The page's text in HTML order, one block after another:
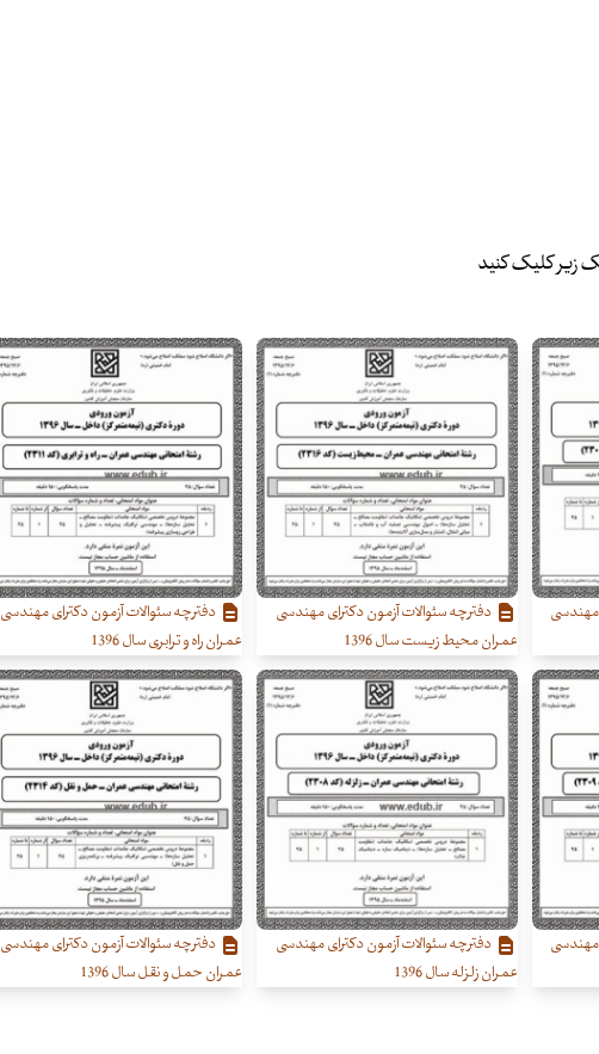
زیر کلیک کنید
مهندسی
دفترچه سئوالات آزمون دکترای مهندسی
عمران محیط زیست سال 1396
دفترچه سئوالات آزمون دکترای مهندسی
عمران راه و ترابری سال 1396
مهندسی
دفترچه سئوالات آزمون دکترای مهندسی
عمران زلزله سال 1396
دفترچه سئوالات آزمون دکترای مهندسی
عمران حمل و نقل سال 1396